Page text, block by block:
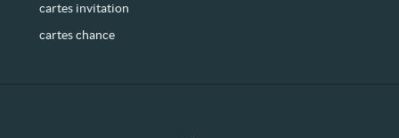
cartes invitation
cartes chance